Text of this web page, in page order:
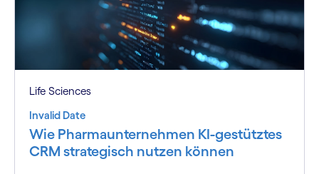
Life Sciences
Invalid Date
Wie Pharmaunternehmen KI-gestütztes
CRM strategisch nutzen können